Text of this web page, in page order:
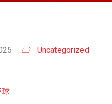
Uncategorized